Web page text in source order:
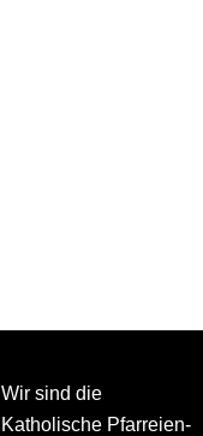
Footer
Wir sind die
Katholische Pfarreien­